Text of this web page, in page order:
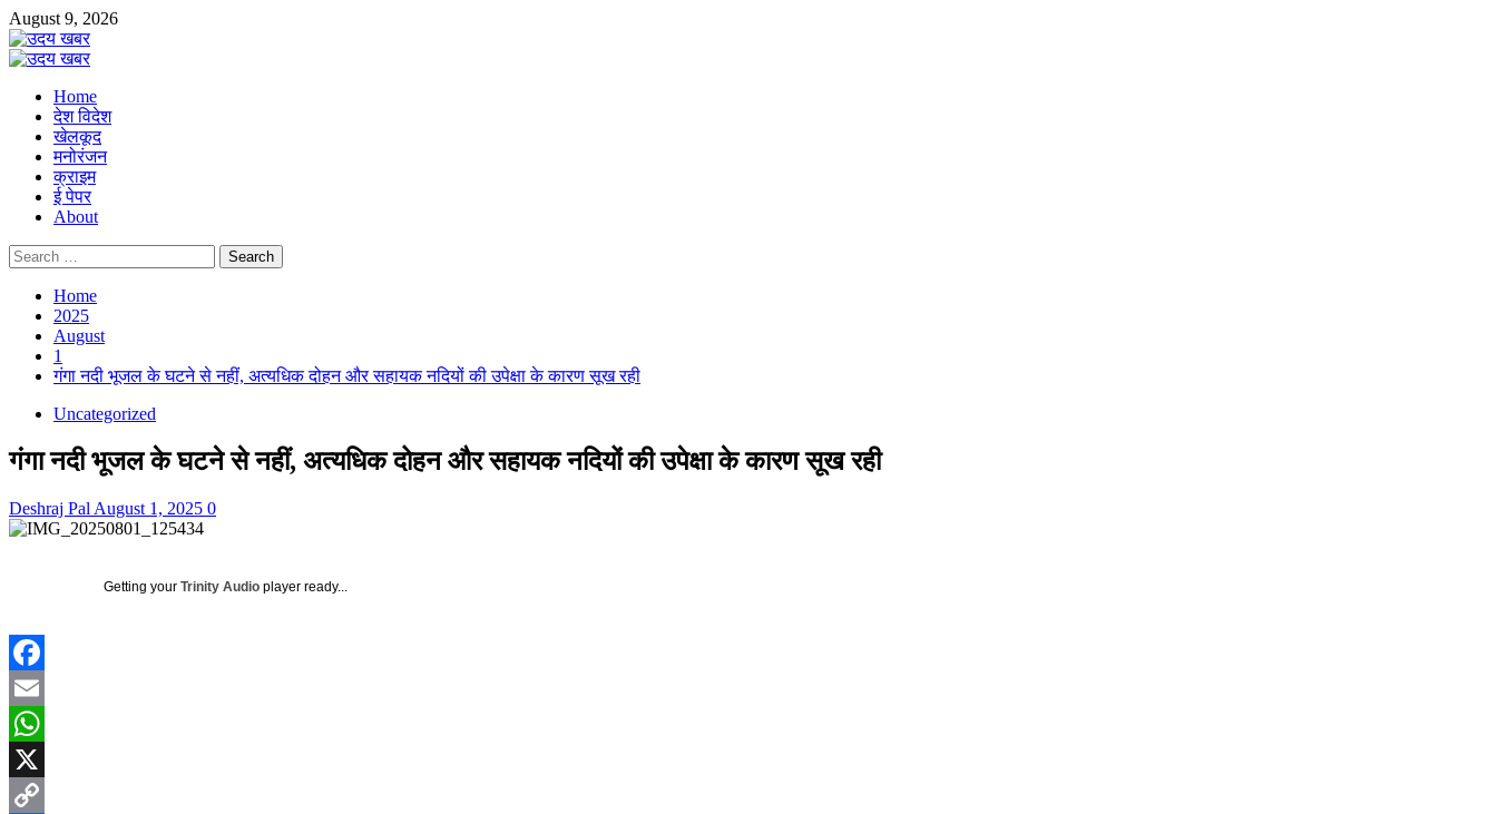
Skip
to
content
August 9, 2026
Primary
Home
देश विदेश
खेलकूद
मनोरंजन
क्राइम
ई पेपर
About
Search
for:
Home
2025
August
1
गंगा नदी भूजल के घटने से नहीं, अत्यधिक दोहन और सहायक नदियों की उपेक्षा के कारण सूख रही
Uncategorized
गंगा नदी भूजल के घटने से नहीं, अत्यधिक दोहन और सहायक नदियों की उपेक्षा के कारण सूख रही
Deshraj Pal August 1, 2025 0
Getting your Trinity Audio player ready...
Facebook
Email
WhatsApp
X